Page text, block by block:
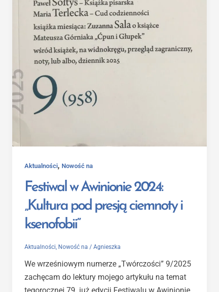
Aktualności, Nowość na
Festiwal w Awinionie 2024:
„Kultura pod presją ciemnoty i
ksenofobii”
Aktualności Nowość na / Agnieszka
We wrześniowym numerze „Twórczości” 9/2025
zachęcam do lektury mojego artykułu na temat
tegorocznej 79. już edycji Festiwalu w Awinionie